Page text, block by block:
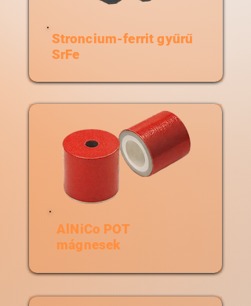
Stroncium-ferrit gyűrű
SrFe
AlNiCo POT
mágnesek